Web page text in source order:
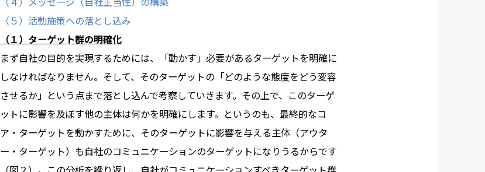
（５）活動施策への落とし込み
（１）ターゲット群の明確化
まず自社の目的を実現するためには、「動かす」必要があるターゲットを明確に
しなければなりません。そして、そのターゲットの「どのような態度をどう変容
させるか」という点まで落とし込んで考察していきます。その上で、このターゲ
ットに影響を及ぼす他の主体は何かを明確にします。というのも、最終的なコ
ア・ターゲットを動かすために、そのターゲットに影響を与える主体（アウタ
ー・ターゲット）も自社のコミュニケーションのターゲットになりうるからです